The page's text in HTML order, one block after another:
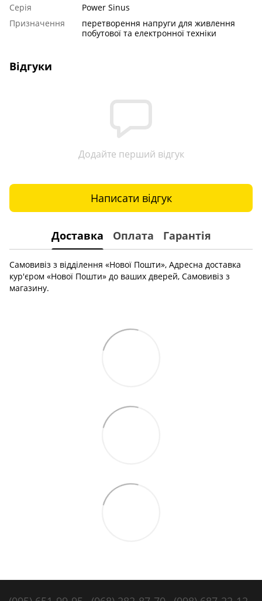
Серія
Power Sinus
Призначення
перетворення напруги для живлення
побутової та електронної техніки
Відгуки
Додайте перший відгук
Написати відгук
Доставка Оплата Гарантія
Самовивіз з відділення «Нової Пошти», Адресна доставка
кур'єром «Нової Пошти» до ваших дверей, Самовивіз з
магазину.